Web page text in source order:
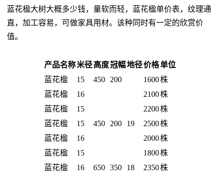
蓝花楹大树大概多少钱，量软而轻，蓝花楹单价表，纹理通
直，加工容易，可做家具用材。该种同时有一定的欣赏价
值。
产品名称米径高度冠幅地径价格单位
蓝花楹
15 450 200 1600株
蓝花楹
16 2100株
蓝花楹
15 2200株
蓝花楹
15 450 200 19 2500株
蓝花楹
16 2000株
蓝花楹
15 1800株
蓝花楹
16 650 350 18 2350株